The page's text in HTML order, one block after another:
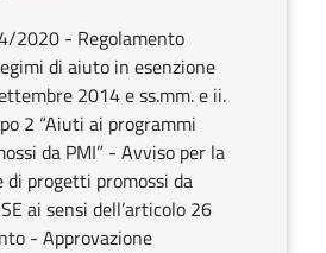
2020 - Regolamento
di aiuto in esenzione
2014 e ss.mm. e ii.
2 “Aiuti ai programmi
da PMI” - Avviso per la
di progetti promossi da
ai sensi dell’articolo 26
- Approvazione